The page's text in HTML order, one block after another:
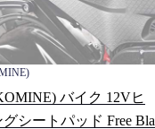
バイク 12Vヒ
シートパッド Free Bla